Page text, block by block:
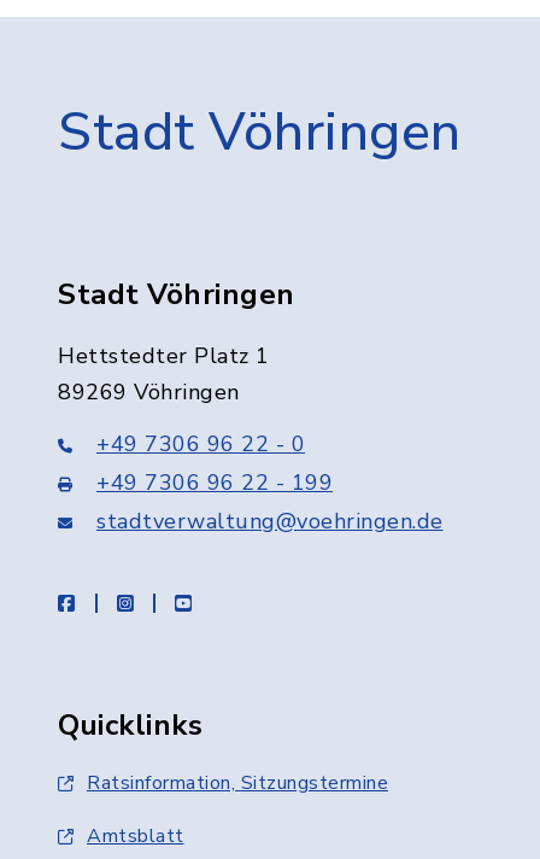
Stadt Vöhringen
Stadt Vöhringen
Hettstedter Platz 1
89269 Vöhringen
+49 7306 96 22 - 0
+49 7306 96 22 - 199
stadtverwaltung@voehringen.de
facebookinstagramyoutube
Quicklinks
Ratsinformation, Sitzungstermine
Amtsblatt